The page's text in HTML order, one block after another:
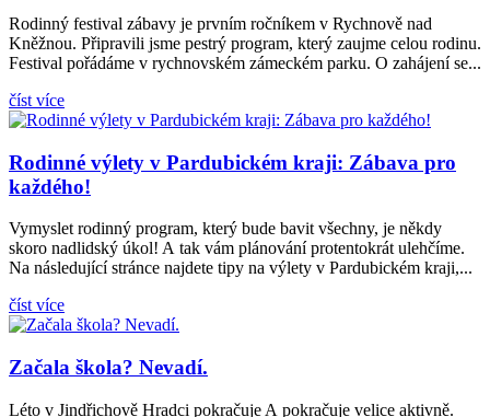
Rodinný festival zábavy je prvním ročníkem v Rychnově nad
Kněžnou. Připravili jsme pestrý program, který zaujme celou rodinu.
Festival pořádáme v rychnovském zámeckém parku. O zahájení se...
číst více
Rodinné výlety v Pardubickém kraji: Zábava pro
každého!
Vymyslet rodinný program, který bude bavit všechny, je někdy
skoro nadlidský úkol! A tak vám plánování protentokrát ulehčíme.
Na následující stránce najdete tipy na výlety v Pardubickém kraji,...
číst více
Začala škola? Nevadí.
Léto v Jindřichově Hradci pokračuje A pokračuje velice aktivně.